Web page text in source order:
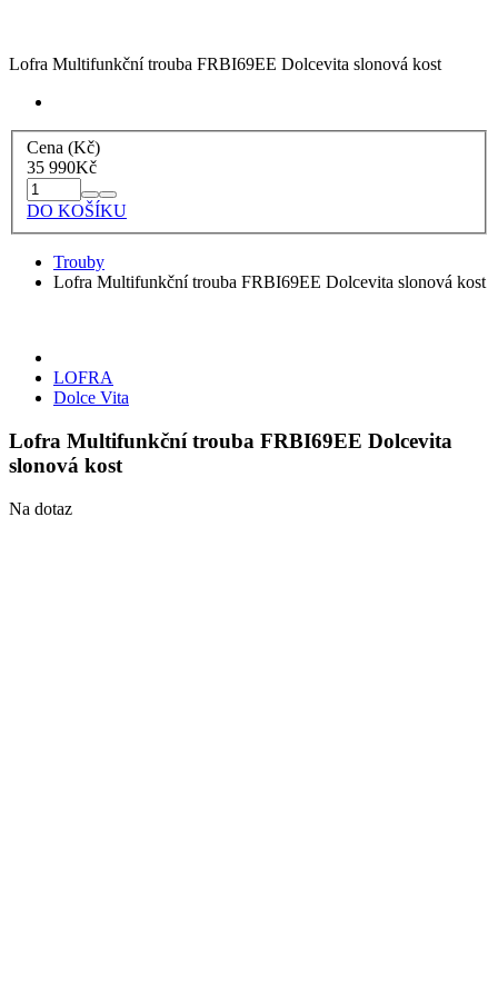
Lofra Multifunkční trouba FRBI69EE Dolcevita slonová kost
Cena (Kč)
35 990Kč
DO KOŠÍKU
Trouby
Lofra Multifunkční trouba FRBI69EE Dolcevita slonová kost
LOFRA
Dolce Vita
Lofra Multifunkční trouba FRBI69EE Dolcevita
slonová kost
Na dotaz